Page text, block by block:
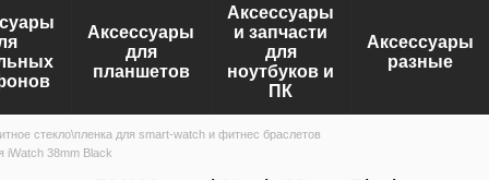
Аксессуары
для
планшетов
Аксессуары
и запчасти
для
ноутбуков и
ПК
Аксессуары
разные
стекло\пленка для smart-watch и фитнес браслетов
iWatch 38mm Black